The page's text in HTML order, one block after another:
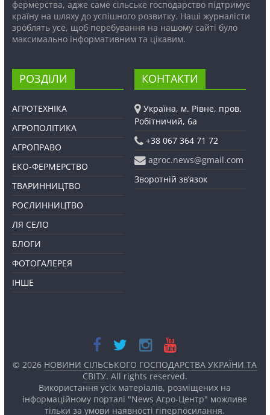
фермерства, адже саме сільське господарство підтримує
країну на шляху до успішного розвитку. Наші журналісти
зроблять усе, щоб перебування на нашому сайті було
максимально інформативним та цікавим.
РОЗДІЛИ
АГРОТЕХНІКА
АГРОПОЛІТИКА
АГРОПРАВО
ЕКО-ФЕРМЕРСТВО
ТВАРИННИЦТВО
РОСЛИННИЦТВО
ЛЯ СЕЛО
БЛОГИ
ФОТОГАЛЕРЕЯ
ІНШЕ
КОНТАКТИ
Україна, м. Рівне, пров.
Робітничий, 6а
+38 067 364 71 72
agroc.news@gmail.com
Зворотній зв’язок
© 2026 НОВИНИ СІЛЬСЬКОГО ГОСПОДАРСТВА УКРАЇНИ ТА
СВІТУ. All rights reserved.
Використання усіх матеріалів, розміщених на
інформаційному порталі "News Агро-Центр" можливе
тільки за умови наявності гіперпосилання.